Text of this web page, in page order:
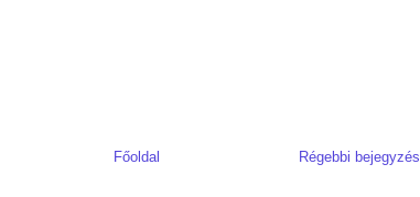
Régebbi bejegyzés
Főoldal